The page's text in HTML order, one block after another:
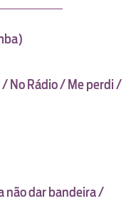
No Rádio / Me perdi /
não dar bandeira /